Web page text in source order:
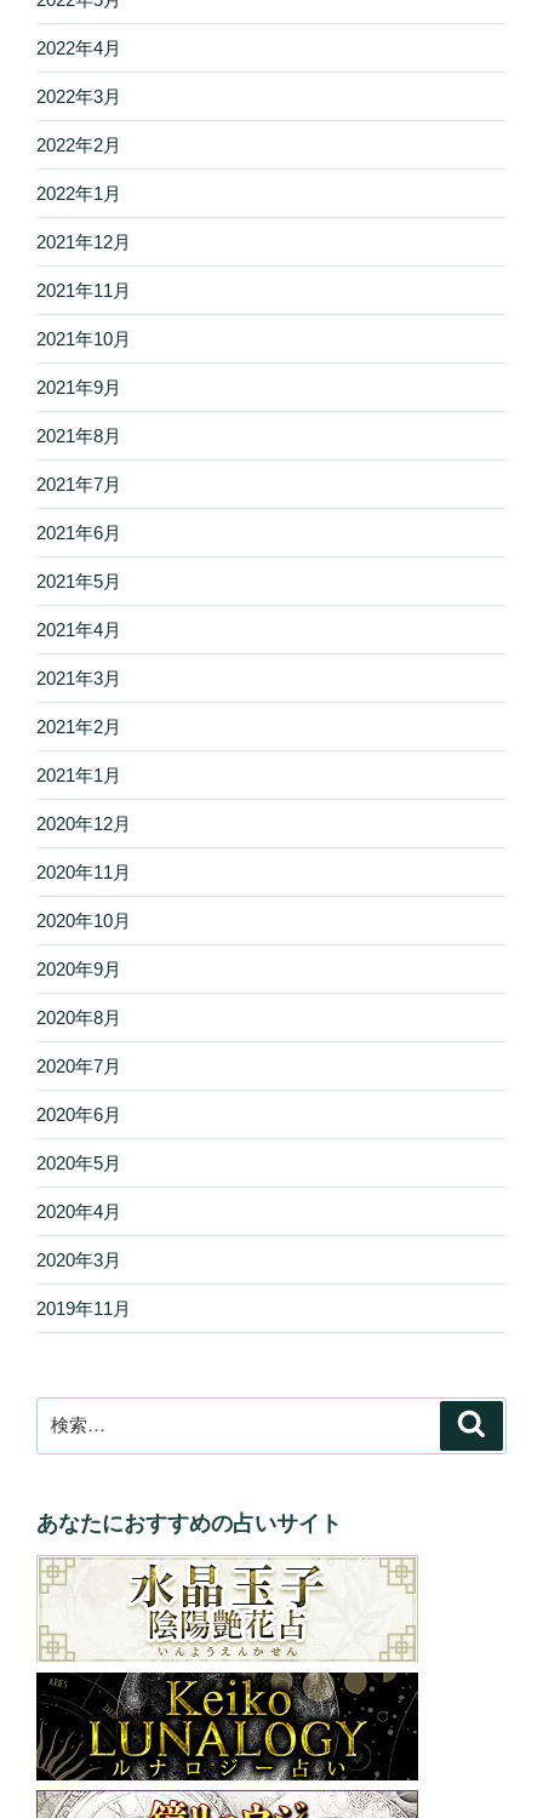
2022年4月
2022年3月
2022年2月
2022年1月
2021年12月
2021年11月
2021年10月
2021年9月
2021年8月
2021年7月
2021年6月
2021年5月
2021年4月
2021年3月
2021年2月
2021年1月
2020年12月
2020年11月
2020年10月
2020年9月
2020年8月
2020年7月
2020年6月
2020年5月
2020年4月
2020年3月
2019年11月
索:
あなたにおすすめの占いサイト